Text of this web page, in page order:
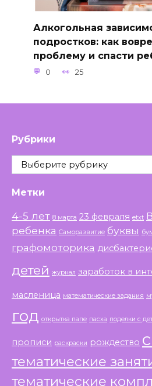
Алкогольная
подростков: как
проблему и спасти
0 25
Рубрики
Рубрики
Метки
4-5 лет 8 марта 23 февраля etxt
ребенка Саморазвитие буквы
графомоторика
детей журнал заработок в
масленица математические задания
год открытка папе пасха поделки с
прописи раскраски рождество
тематические
тематические